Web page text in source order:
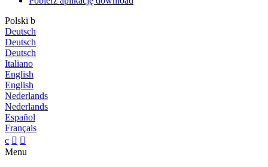
Polski b
Deutsch
Deutsch
Deutsch
Italiano
English
English
Nederlands
Nederlands
Español
Français
c  
Menu